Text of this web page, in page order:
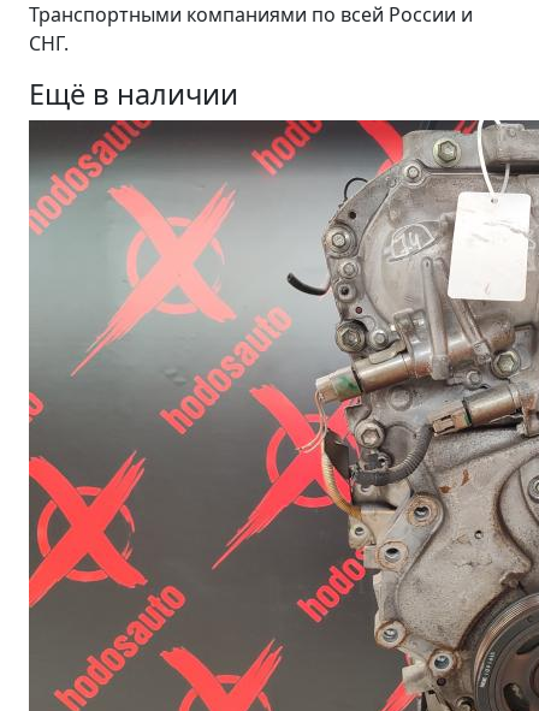
Транспортными компаниями по всей России и
СНГ.
Ещё в наличии